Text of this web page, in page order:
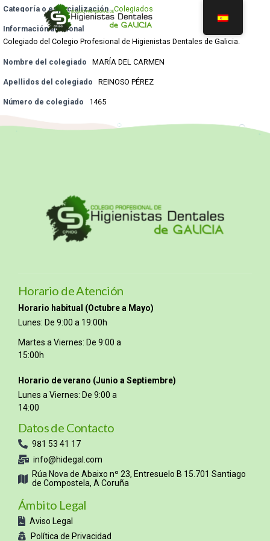
Categoría o especialización Colegiados
Información adicional
Colegiado del Colegio Profesional de Higienistas Dentales de Galicia.
Nombre del colegiado MARÍA DEL CARMEN
Apellidos del colegiado REINOSO PÉREZ
Número de colegiado 1465
Horario de Atención
Horario habitual (Octubre a Mayo)
Lunes: De 9:00 a 19:00h
Martes a Viernes: De 9:00 a
15:00h
Horario de verano (Junio a Septiembre)
Lunes a Viernes: De 9:00 a
14:00
Datos de Contacto
981 53 41 17
info@hidegal.com
Rúa Nova de Abaixo nº 23, Entresuelo B 15.701 Santiago
de Compostela, A Coruña
Ámbito Legal
Aviso Legal
Política de Privacidad